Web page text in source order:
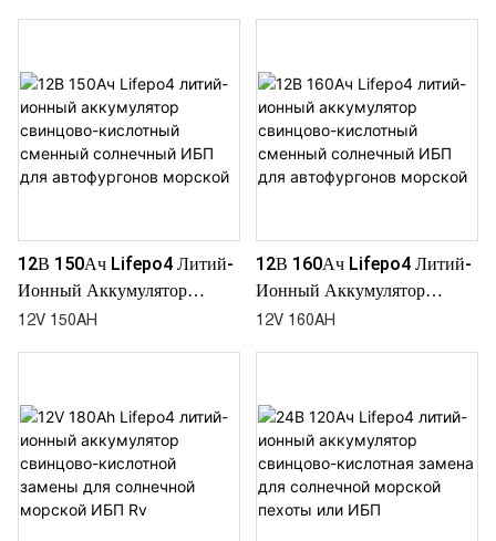
12В 150Ач Lifepo4 Литий-
Ионный Аккумулятор
Свинцово-Кислотный
12V 150AH
12В 160Ач Lifepo4 Литий-
Ионный Аккумулятор
Свинцово-Кислотный
12V 160AH